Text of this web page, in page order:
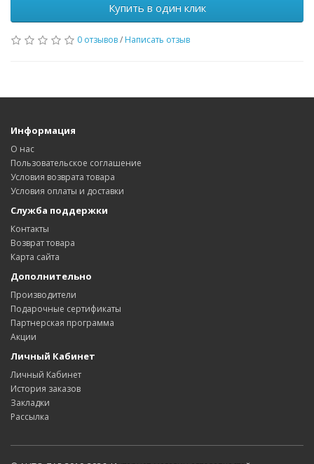
Купить в один клик
0 отзывов/ Написать отзыв
Информация
О нас
Пользовательское соглашение
Условия возврата товара
Условия оплаты и доставки
Служба поддержки
Контакты
Возврат товара
Карта сайта
Дополнительно
Производители
Подарочные сертификаты
Партнерская программа
Акции
Личный Кабинет
Личный Кабинет
История заказов
Закладки
Рассылка